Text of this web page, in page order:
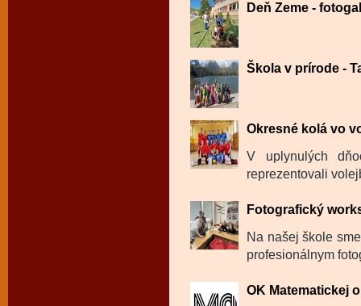
Deň Zeme -
Škola v prírode -
Okresné kolá vo
V uplynulých
reprezentovali
Fotografický
Na našej škole
profesionálnym
OK Matematickej